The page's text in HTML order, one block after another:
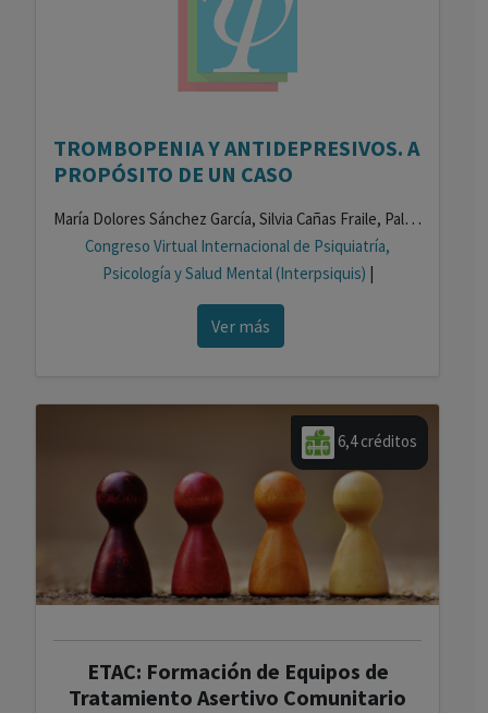
TROMBOPENIA Y ANTIDEPRESIVOS. A
PROPÓSITO DE UN CASO
María Dolores Sánchez García, Silvia Cañas Fraile, Paloma Cano Ruiz, Alicia Gómez Peinado
Congreso Virtual Internacional de Psiquiatría,
Psicología y Salud Mental (Interpsiquis) |
Ver más
6,4 créditos
ETAC: Formación de Equipos de
Tratamiento Asertivo Comunitario